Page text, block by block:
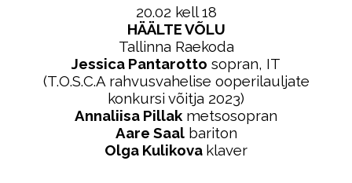
20.02 kell 18
HÄÄLTE VÕLU
Tallinna Raekoda
Jessica Pantarotto sopran, IT
(T.O.S.C.A rahvusvahelise ooperilauljate
konkursi võitja 2023)
Annaliisa Pillak metsosopran
Aare Saalbariton
Olga Kulikova klaver